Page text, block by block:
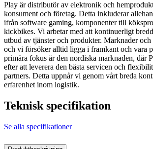
Play är distributör av elektronik och
konsument och företag. Detta inkluderar
ifrån software gaming, komponenter till
kickbikes. Vi arbetar med att kontinuerligt
utbud av tjänster och produkter. Marknader och
och vi försöker alltid ligga i framkant och vara
primära fokus är den nordiska marknaden, där
efter att leverera den bästa servicen och
partners. Detta uppnår vi genom vårt breda
erfarenhet inom logistik.
Teknisk specifikation
Se alla specifikationer